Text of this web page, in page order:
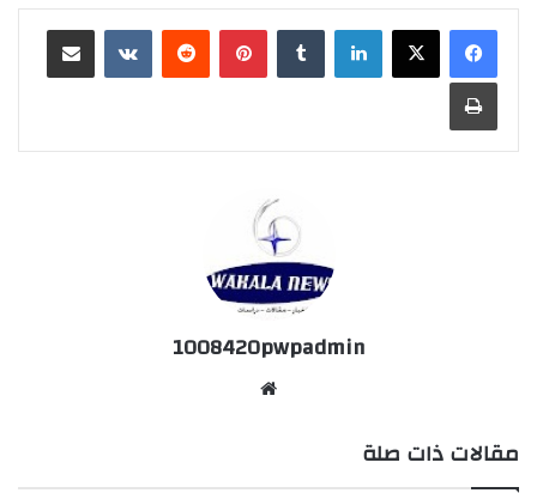
لينكدإن بينتيريست
1008420pwpadmin
مقالات ذات صلة